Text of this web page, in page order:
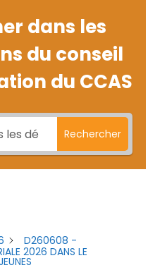
dans les
du conseil
du CCAS
Rechercher
D260608 -
2026 DANS LE